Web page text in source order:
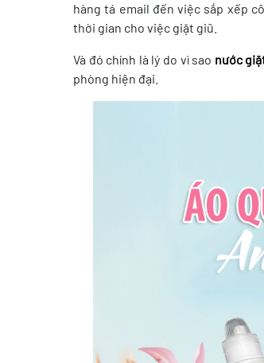
hàng tá email đến việc sắp xếp
thời gian cho việc giặt giũ.
Và đó chính là lý do vì sao nước
phòng hiện đại.